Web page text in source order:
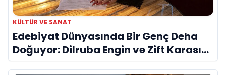
KÜLTÜR VE SANAT
Edebiyat Dünyasında Bir Genç Deha
Doğuyor: Dilruba Engin ve Zift Karası
Evreni ‘AVENOİR’